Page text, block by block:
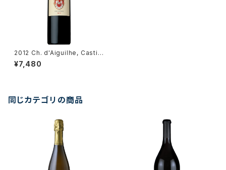
2012 Ch. d'Aiguilhe, Castill
on Cotes de Bordeaux
¥7,480
同じカテゴリの商品